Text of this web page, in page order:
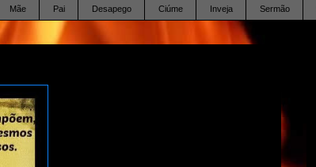
Mãe Pai Desapego Ciúme Inveja Sermão